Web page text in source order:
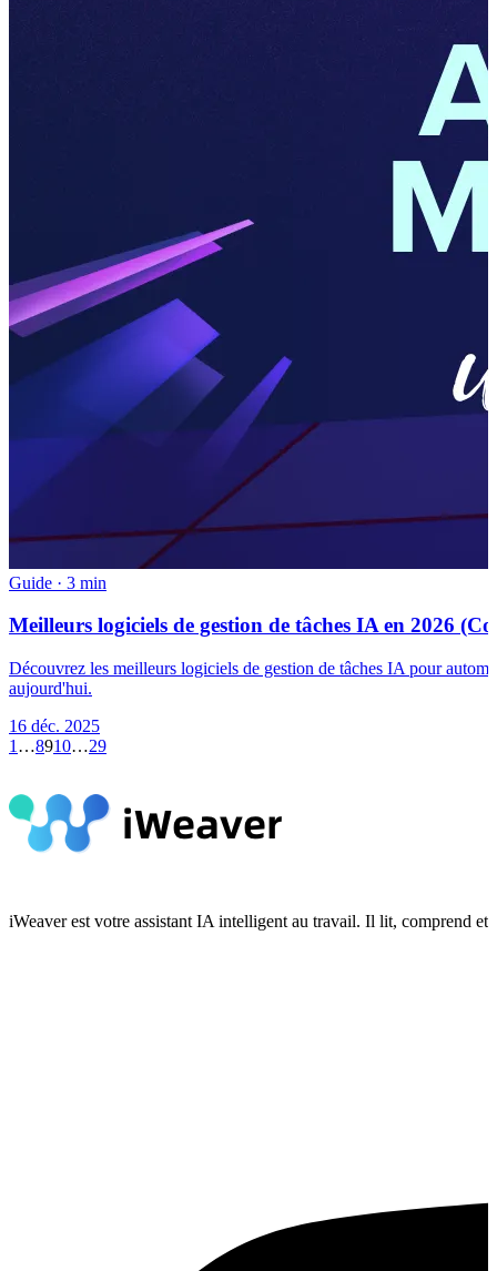
Guide · 3 min
Meilleurs logiciels de gestion de tâches IA en 2026
Découvrez les meilleurs logiciels de gestion de tâches IA pour
aujourd'hui.
16 déc. 2025
1 …8910…29
iWeaver est votre assistant IA intelligent au travail. Il lit, comprend et